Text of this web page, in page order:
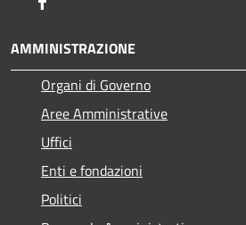
AMMINISTRAZIONE
Organi di Governo
Aree Amministrative
Uffici
Enti e fondazioni
Politici